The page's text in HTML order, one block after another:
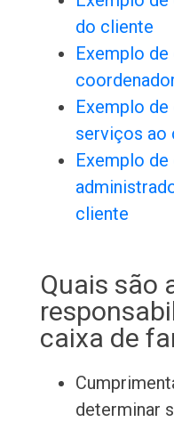
do cliente
Exemplo
Exemplo
serviços ao
Exemplo
cliente
Quais são
caixa de
determinar